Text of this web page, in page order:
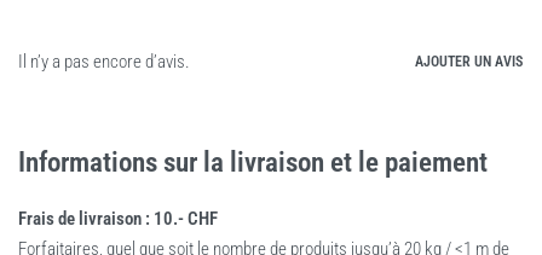
Il n’y a pas encore d’avis. AJOUTER UN AVIS
Informations sur la livraison et le paiement
Frais de livraison : 10.- CHF
Forfaitaires, quel que soit le nombre de produits jusqu’à 20 kg / <1 m de